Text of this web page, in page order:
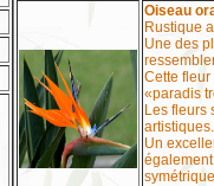
Oiseau
Rustique
Une des
Cette
«paradis
Les fleurs
artistiques.
Un